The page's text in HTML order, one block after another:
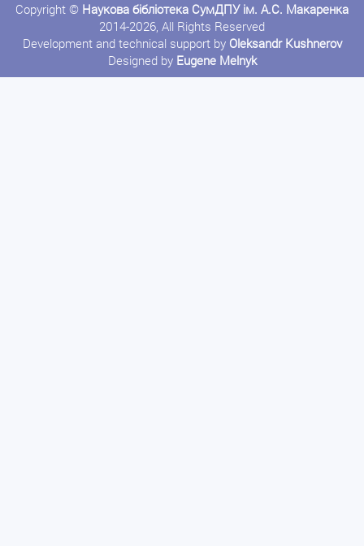
Copyright © Наукова бібліотека СумДПУ ім. А.С. Макаренка
2014-2026, All Rights Reserved
Development and technical support by Oleksandr Kushnerov
Designed by Eugene Melnyk